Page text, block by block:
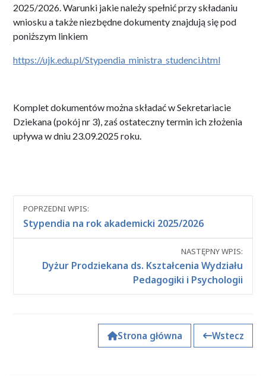
2025/2026. Warunki jakie należy spełnić przy składaniu
wniosku a także niezbędne dokumenty znajdują się pod
poniższym linkiem
https://ujk.edu.pl/Stypendia_ministra_studenci.html
Komplet dokumentów można składać w Sekretariacie
Dziekana (pokój nr 3), zaś ostateczny termin ich złożenia
upływa w dniu 23.09.2025 roku.
Nawigacja
między
POPRZEDNI WPIS:
Stypendia na rok akademicki 2025/2026
NASTĘPNY WPIS:
Dyżur Prodziekana ds. Kształcenia Wydziału
Pedagogiki i Psychologii
Strona główna Wstecz